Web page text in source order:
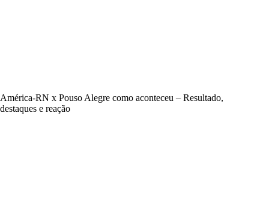
América-RN x Pouso Alegre como aconteceu – Resultado,
destaques e reação